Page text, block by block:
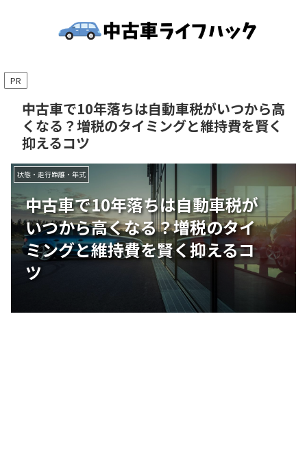
PR
中古車で10年落ちは自動車税がいつから高
くなる？増税のタイミングと維持費を賢く
抑えるコツ
中古車で10年落ちは自動車税が
いつから高くなる？増税のタイ
ミングと維持費を賢く抑えるコ
ツ
状態・走行距離・年式